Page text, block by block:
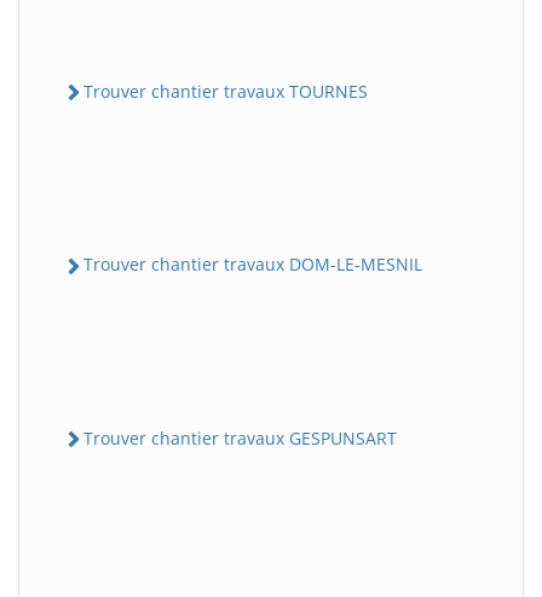
Trouver chantier travaux TOURNES
Trouver chantier travaux DOM-LE-MESNIL
Trouver chantier travaux GESPUNSART